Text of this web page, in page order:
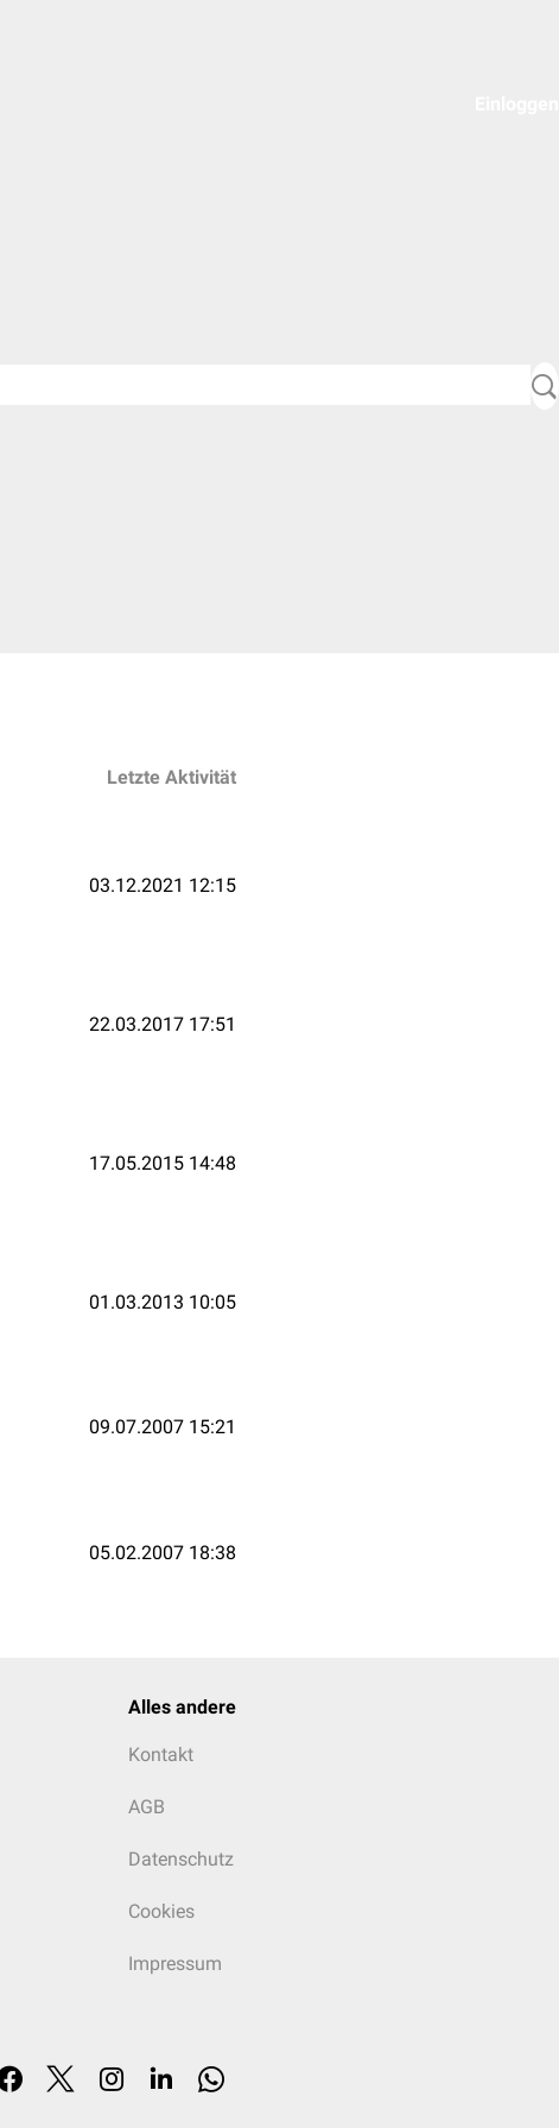
Letzte Aktivität
03.12.2021 12:15
22.03.2017 17:51
17.05.2015 14:48
01.03.2013 10:05
09.07.2007 15:21
05.02.2007 18:38
Alles andere
Kontakt
AGB
Datenschutz
Cookies
Impressum